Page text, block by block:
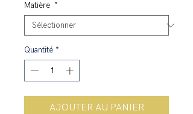
Matière *
Quantité *
AJOUTER AU PANIER